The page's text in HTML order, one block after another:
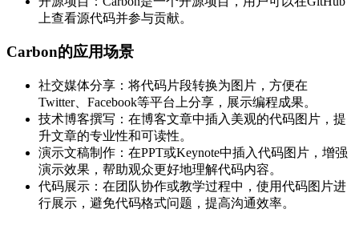
上查看源代码并参与贡献。
Carbon的应用场景
社交媒体分享：将代码片段转换为图片，方便在
Twitter、Facebook等平台上分享，展示编程成果。
技术博客撰写：在博客文章中插入美观的代码图片，提
升文章的专业性和可读性。
演示文稿制作：在PPT或Keynote中插入代码图片，增强
演示效果，帮助观众更好地理解代码内容。
代码展示：在团队协作或教学过程中，使用代码图片进
行展示，避免代码格式问题，提高沟通效率。